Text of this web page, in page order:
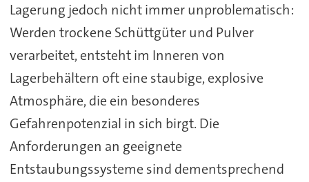
Lagerung jedoch nicht immer unproblematisch:
Werden trockene Schüttgüter und Pulver
verarbeitet, entsteht im Inneren von
Lagerbehältern oft eine staubige, explosive
Atmosphäre, die ein besonderes
Gefahrenpotenzial in sich birgt. Die
Anforderungen an geeignete
Entstaubungssysteme sind dementsprechend